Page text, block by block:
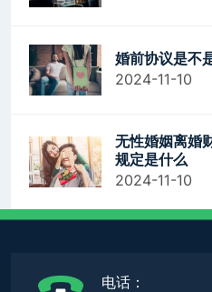
婚前协议是不
2024-11-10
无性婚姻离婚
规定是什么
2024-11-10
电话：